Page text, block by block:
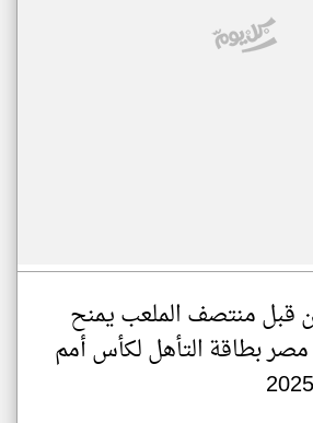
منتصف الملعب يمنح
بطاقة التأهل لكأس أمم